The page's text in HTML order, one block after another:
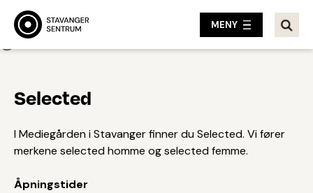
MENY
Selected
I Mediegården i Stavanger finner du Selected. Vi fører
merkene selected homme og selected femme.
Åpningstider